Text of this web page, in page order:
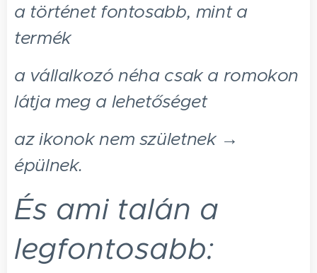
a történet fontosabb, mint a
termék
a vállalkozó néha csak a romokon
látja meg a lehetőséget
az ikonok nem születnek →
épülnek.
És ami talán a
legfontosabb: